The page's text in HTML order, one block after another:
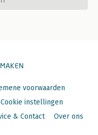
voorwaarden
Cookie instellingen
& Contact Over ons